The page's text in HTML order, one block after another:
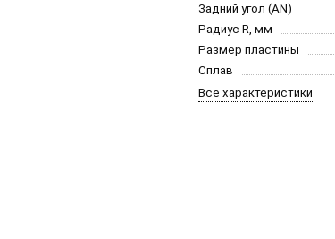
Задний угол (AN)
Радиус R, мм
Размер пластины
Сплав
Все характеристики